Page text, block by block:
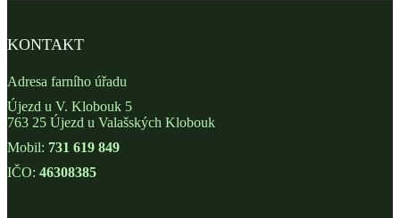
KONTAKT
Adresa farního úřadu
Újezd u V. Klobouk 5
763 25 Újezd u Valašských Klobouk
Mobil: 731 619 849
IČO: 46308385